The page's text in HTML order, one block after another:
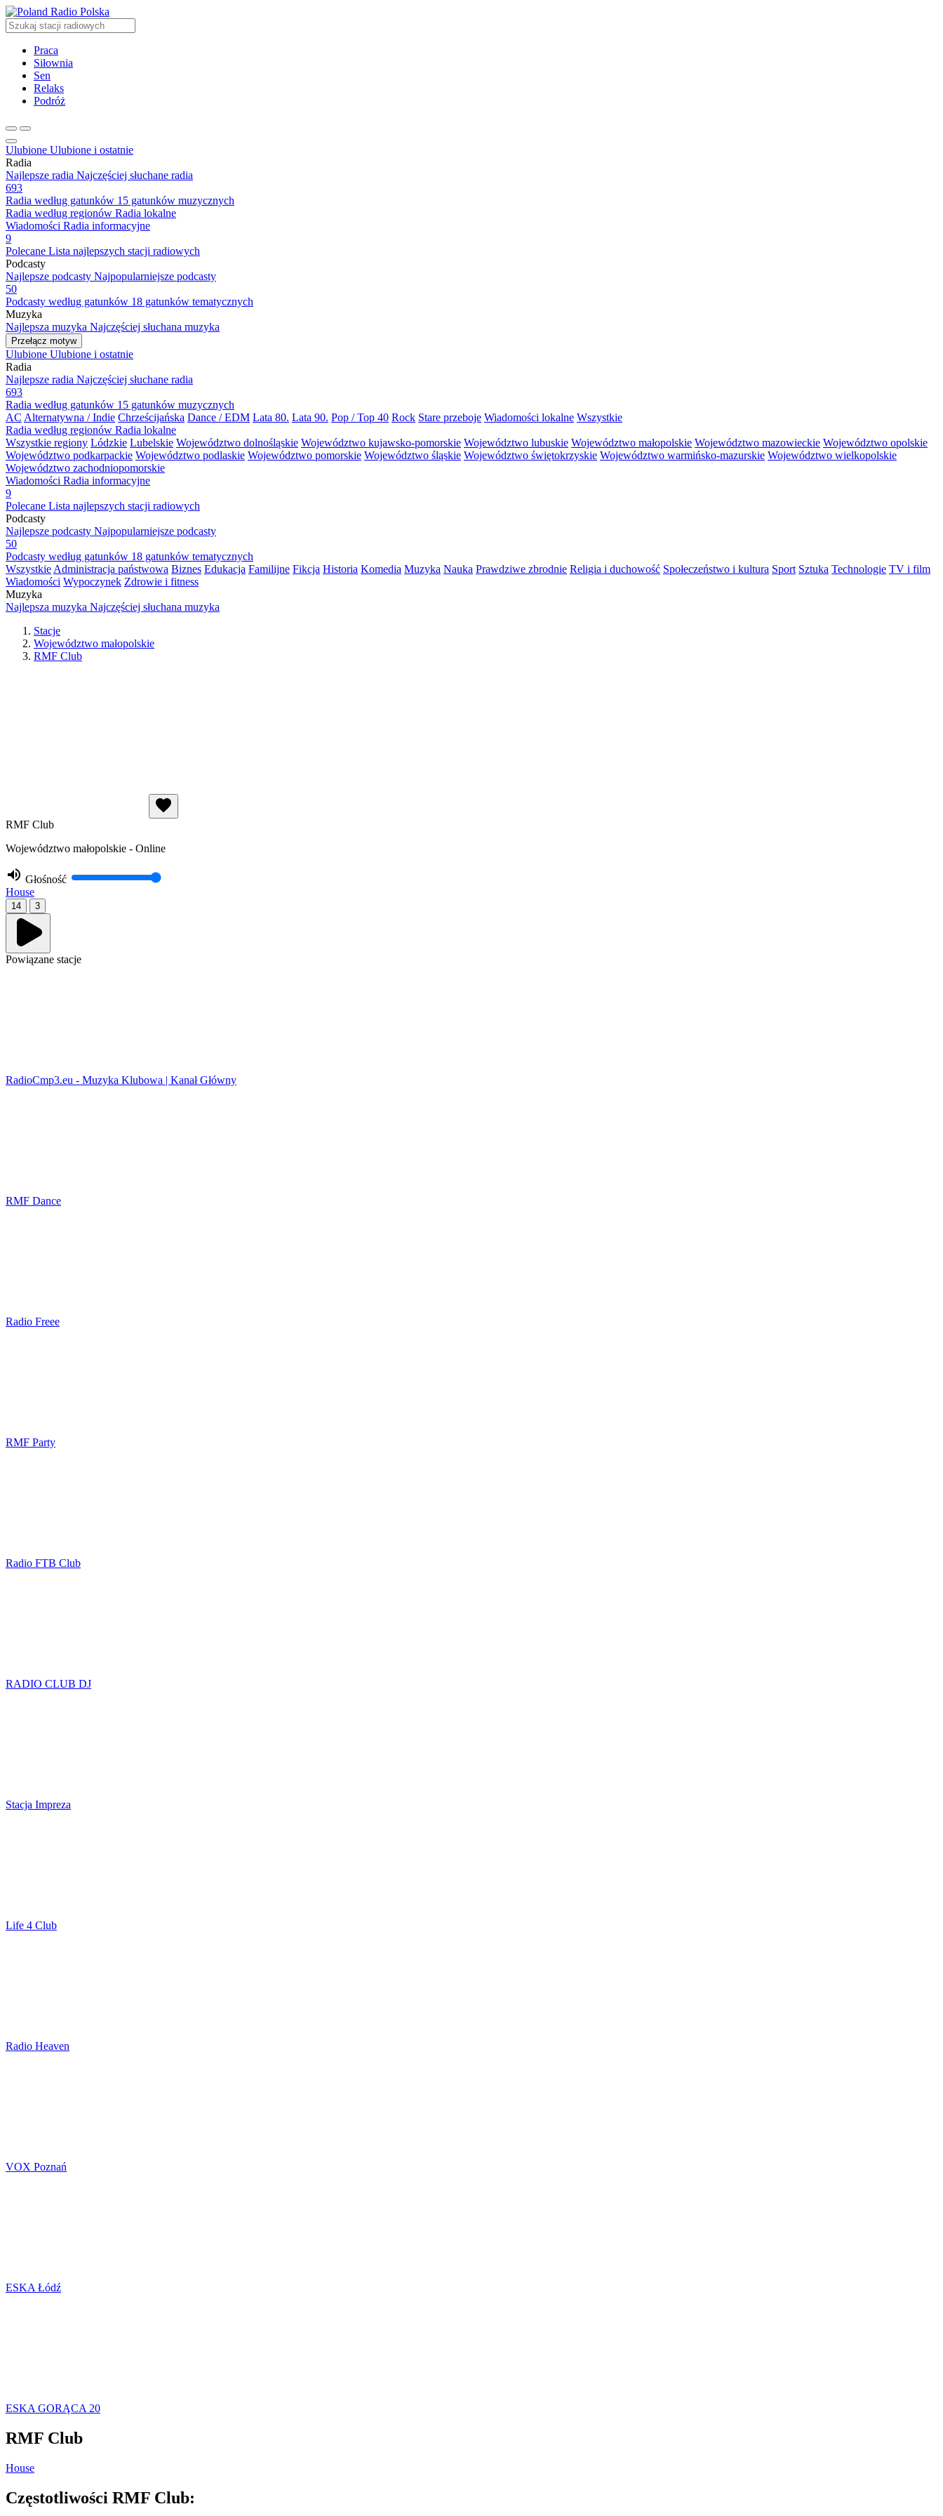
Radio Polska
Praca
Siłownia
Sen
Relaks
Podróż
Ulubione Ulubione i ostatnie
Radia
Najlepsze radia Najczęściej słuchane radia
693
Radia według gatunków 15 gatunków muzycznych
Radia według regionów Radia lokalne
Wiadomości Radia informacyjne
9
Polecane Lista najlepszych stacji radiowych
Podcasty
Najlepsze podcasty Najpopularniejsze podcasty
50
Podcasty według gatunków 18 gatunków tematycznych
Muzyka
Najlepsza muzyka Najczęściej słuchana muzyka
Przełącz motyw
Ulubione Ulubione i ostatnie
Radia
Najlepsze radia Najczęściej słuchane radia
693
Radia według gatunków 15 gatunków muzycznych
AC Alternatywna / Indie Chrześcijańska Dance / EDM Lata 80. Lata 90. Pop / Top 40 Rock Stare przeboje Wiadomości lokalne Wszystkie
Radia według regionów Radia lokalne
Wszystkie regiony Lódzkie Lubelskie Województwo dolnośląskie Województwo kujawsko-pomorskie Województwo lubuskie Województwo małopolskie Województwo mazowieckie Województwo opolskie
Województwo podkarpackie Województwo podlaskie Województwo pomorskie Województwo śląskie Województwo świętokrzyskie Województwo warmińsko-mazurskie Województwo wielkopolskie
Województwo zachodniopomorskie
Wiadomości Radia informacyjne
9
Polecane Lista najlepszych stacji radiowych
Podcasty
Najlepsze podcasty Najpopularniejsze podcasty
50
Podcasty według gatunków 18 gatunków tematycznych
Wszystkie Administracja państwowa Biznes Edukacja Familijne Fikcja Historia Komedia Muzyka Nauka Prawdziwe zbrodnie Religia i duchowość Społeczeństwo i kultura Sport Sztuka Technologie TV i film
Wiadomości Wypoczynek Zdrowie i fitness
Muzyka
Najlepsza muzyka Najczęściej słuchana muzyka
Stacje
Województwo małopolskie
RMF Club
RMF Club
Województwo małopolskie - Online
Głośność
House
14 3
Powiązane stacje
RadioCmp3.eu - Muzyka Klubowa | Kanał Główny
RMF Dance
Radio Freee
RMF Party
Radio FTB Club
RADIO CLUB DJ
Stacja Impreza
Life 4 Club
Radio Heaven
VOX Poznań
ESKA Łódź
ESKA GORĄCA 20
RMF Club
House
Częstotliwości RMF Club: